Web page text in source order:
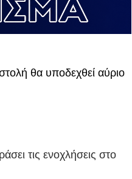
θα υποδεχθεί αύριο
τις ενοχλήσεις στο